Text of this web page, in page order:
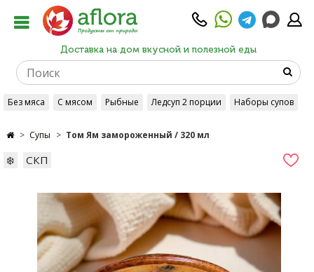
Доставка на дом вкусной и полезной еды
Без мяса С мясом Рыбные Ледсуп 2 порции Наборы супов
Супы Том Ям замороженный / 320 мл
❄️ СКП